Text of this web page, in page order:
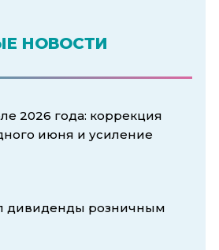
НОВОСТИ
2026 года: коррекция
июня и усиление
дивиденды розничным